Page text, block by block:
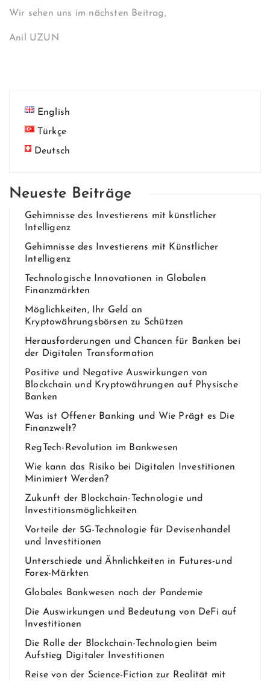
Wir sehen uns im nächsten Beitrag,
Anil UZUN
English
Türkçe
Deutsch
Neueste Beiträge
Gehim​nisse des Invest​ierens mit künstlich​er
Intelligenz
Gehim​nisse des Invest​ierens mit Künstlicher
Intelligenz
Technologische Innovationen in Globalen
Finanzmärkten
Möglichkeiten, Ihr Geld an
Kryptowährungsbörsen zu Schützen
Herausforderungen und Chancen für Banken bei
der Digitalen Transformation
Positive und Negative Auswirkungen von
Blockchain und Kryptowährungen auf Physische
Banken
Was ist Offener Banking und Wie Prägt es Die
Finanzwelt?
RegTech-Revolution im Bankwesen
Wie kann das Risiko bei Digitalen Investitionen
Minimiert Werden?
Zukunft der Blockchain-Technologie und
Investitionsmöglichkeiten
Vorteile der 5G-Technologie für Devisenhandel
und Investitionen
Unterschiede und Ähnlichkeiten in Futures-und
Forex-Märkten
Globales Bankwesen nach der Pandemie
Die Auswirkungen und Bedeutung von DeFi auf
Investitionen
Die Rolle der Blockchain-Technologien beim
Aufstieg Digitaler Investitionen
Reise von der Science-Fiction zur Realität mit